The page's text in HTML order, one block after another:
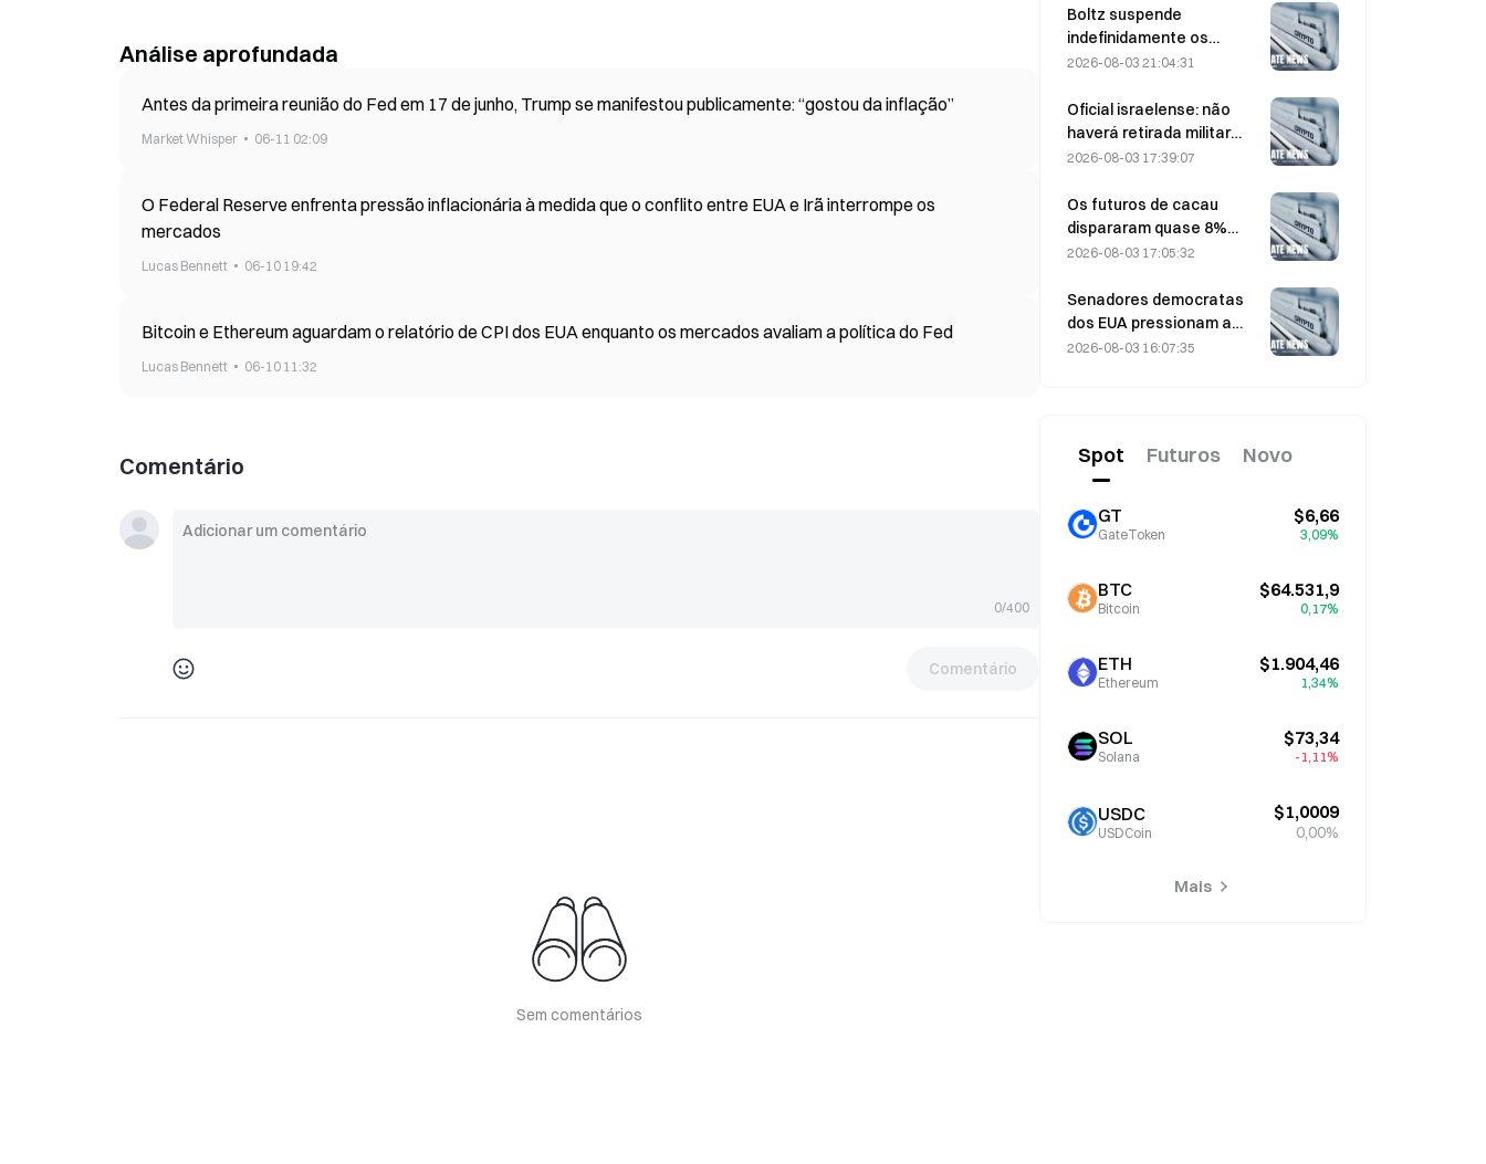
Análise aprofundada
Antes da primeira reunião do Fed em 17 de junho, Trump se manifestou publicamente: “gostou da inflação”
Market Whisper 06-11 02:09
O Federal Reserve enfrenta pressão inflacionária à medida que o conflito entre EUA e Irã interrompe os
mercados
Lucas Bennett 06-10 19:42
Bitcoin e Ethereum aguardam o relatório de CPI dos EUA enquanto os mercados avaliam a política do Fed
Lucas Bennett 06-10 11:32
Comentário
0/400
Comentário
Sem comentários
alinhamento do
sentimento macro
impulsionam um repique
Boltz suspende
indefinidamente os
serviços de bridge do
assistidos por IA
2026-08-03 21:04:31
Oficial israelense: não
haverá retirada militar
antes que o Hamas
2026-08-03 17:39:07
Os futuros de cacau
dispararam quase 8%
intradiário na última
surpreendendo os
participantes do mercado
2026-08-03 17:05:32
Senadores democratas
dos EUA pressionam a
CFTC a restringir produtos
2026-08-03 16:07:35
Spot Futuros Novo
GT
GateToken
$6,66
3,09%
BTC
Bitcoin
$64.531,9
0,17%
ETH
Ethereum
$1.904,46
1,34%
SOL
Solana
$73,34
-1,11%
USDC
USDCoin
$1,0009
0,00%
Mais